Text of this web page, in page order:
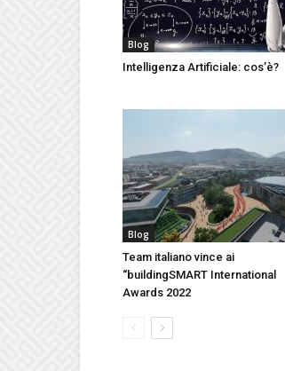
Blog
Intelligenza Artificiale: cos’è?
Blog
Team italiano vince ai
“buildingSMART International
Awards 2022